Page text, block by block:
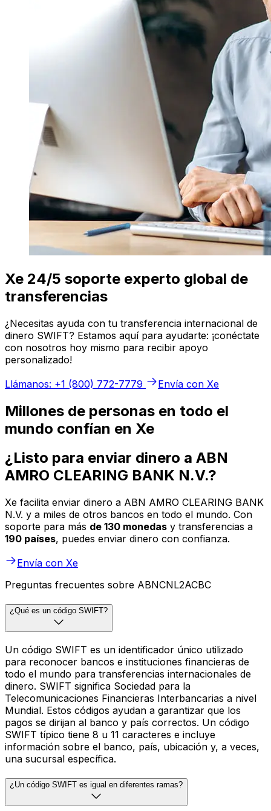
Xe 24/5 soporte experto global de
transferencias
¿Necesitas ayuda con tu transferencia internacional de
dinero SWIFT? Estamos aquí para ayudarte: ¡conéctate
con nosotros hoy mismo para recibir apoyo
personalizado!
Llámanos: +1 (800) 772-7779
Envía con Xe
Millones de personas en todo el
mundo confían en Xe
¿Listo para enviar dinero a ABN
AMRO CLEARING BANK N.V.?
Xe facilita enviar dinero a ABN AMRO CLEARING BANK
N.V. y a miles de otros bancos en todo el mundo. Con
soporte para más de 130 monedas y transferencias a
190 países, puedes enviar dinero con confianza.
Envía con Xe
Preguntas frecuentes sobre ABNCNL2ACBC
¿Qué es un código SWIFT?
Un código SWIFT es un identificador único utilizado
para reconocer bancos e instituciones financieras de
todo el mundo para transferencias internacionales de
dinero. SWIFT significa Sociedad para la
Telecomunicaciones Financieras Interbancarias a nivel
Mundial. Estos códigos ayudan a garantizar que los
pagos se dirijan al banco y país correctos. Un código
SWIFT típico tiene 8 u 11 caracteres e incluye
información sobre el banco, país, ubicación y, a veces,
una sucursal específica.
¿Un código SWIFT es igual en diferentes ramas?